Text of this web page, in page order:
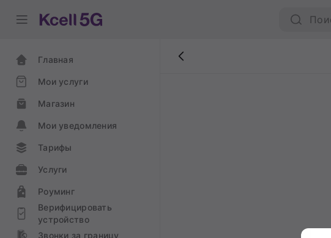
Главная
Мои услуги
Магазин
Мои уведомления
Тарифы
Услуги
Роуминг
Верифицировать
устройство
Звонки за границу